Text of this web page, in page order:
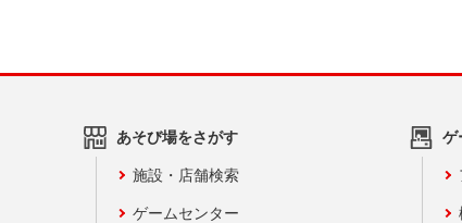
あそび場をさがす
施設・店舗検索
ゲームセンター
ゲ